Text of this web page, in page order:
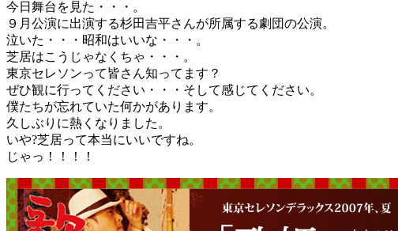
今日舞台を見た・・・。
９月公演に出演する杉田吉平さんが所属する劇団の公演。
泣いた・・・昭和はいいな・・・。
芝居はこうじゃなくちゃ・・・。
東京セレソンって皆さん知ってます？
ぜひ観に行ってください・・・そして感じてください。
僕たちが忘れていた何かがあります。
久しぶりに熱くなりました。
いや?芝居って本当にいいですね。
じゃっ！！！！